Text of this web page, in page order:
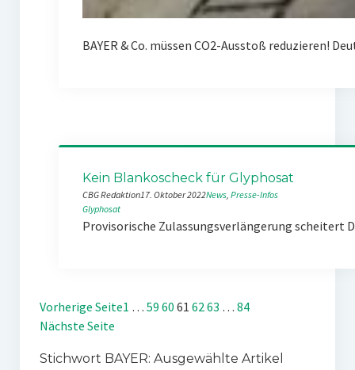
BAYER & Co. müssen CO2-Ausstoß reduzieren!
Kein Blankoscheck für Glyphosat
CBG Redaktion17. Oktober 2022News, Presse-Infos
Glyphosat
Provisorische Zulassungsverlängerung scheitert
Vorherige Seite1 … 59 60 61 6263 … 84
Nächste Seite
Stichwort BAYER: Ausgewählte Artikel